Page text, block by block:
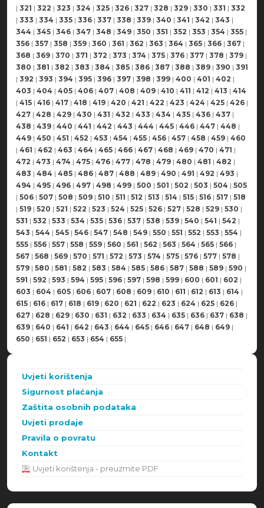
| 321 | 322 | 323 | 324 | 325 | 326 | 327 | 328 | 329 | 330 | 331 | 332
| 333 | 334 | 335 | 336 | 337 | 338 | 339 | 340 | 341 | 342 | 343 |
344 | 345 | 346 | 347 | 348 | 349 | 350 | 351 | 352 | 353 | 354 | 355 |
356 | 357 | 358 | 359 | 360 | 361 | 362 | 363 | 364 | 365 | 366 | 367 |
368 | 369 | 370 | 371 | 372 | 373 | 374 | 375 | 376 | 377 | 378 | 379 |
380 | 381 | 382 | 383 | 384 | 385 | 386 | 387 | 388 | 389 | 390 | 391
| 392 | 393 | 394 | 395 | 396 | 397 | 398 | 399 | 400 | 401 | 402 |
403 | 404 | 405 | 406 | 407 | 408 | 409 | 410 | 411 | 412 | 413 | 414
| 415 | 416 | 417 | 418 | 419 | 420 | 421 | 422 | 423 | 424 | 425 | 426 |
427 | 428 | 429 | 430 | 431 | 432 | 433 | 434 | 435 | 436 | 437 |
438 | 439 | 440 | 441 | 442 | 443 | 444 | 445 | 446 | 447 | 448 |
449 | 450 | 451 | 452 | 453 | 454 | 455 | 456 | 457 | 458 | 459 | 460
| 461 | 462 | 463 | 464 | 465 | 466 | 467 | 468 | 469 | 470 | 471 |
472 | 473 | 474 | 475 | 476 | 477 | 478 | 479 | 480 | 481 | 482 |
483 | 484 | 485 | 486 | 487 | 488 | 489 | 490 | 491 | 492 | 493 |
494 | 495 | 496 | 497 | 498 | 499 | 500 | 501 | 502 | 503 | 504 | 505
| 506 | 507 | 508 | 509 | 510 | 511 | 512 | 513 | 514 | 515 | 516 | 517 | 518
| 519 | 520 | 521 | 522 | 523 | 524 | 525 | 526 | 527 | 528 | 529 | 530 |
531 | 532 | 533 | 534 | 535 | 536 | 537 | 538 | 539 | 540 | 541 | 542 |
543 | 544 | 545 | 546 | 547 | 548 | 549 | 550 | 551 | 552 | 553 | 554 |
555 | 556 | 557 | 558 | 559 | 560 | 561 | 562 | 563 | 564 | 565 | 566 |
567 | 568 | 569 | 570 | 571 | 572 | 573 | 574 | 575 | 576 | 577 | 578 |
579 | 580 | 581 | 582 | 583 | 584 | 585 | 586 | 587 | 588 | 589 | 590 |
591 | 592 | 593 | 594 | 595 | 596 | 597 | 598 | 599 | 600 | 601 | 602 |
603 | 604 | 605 | 606 | 607 | 608 | 609 | 610 | 611 | 612 | 613 | 614 |
615 | 616 | 617 | 618 | 619 | 620 | 621 | 622 | 623 | 624 | 625 | 626 |
627 | 628 | 629 | 630 | 631 | 632 | 633 | 634 | 635 | 636 | 637 | 638 |
639 | 640 | 641 | 642 | 643 | 644 | 645 | 646 | 647 | 648 | 649 |
650 | 651 | 652 | 653 | 654 | 655 |
Uvjeti korištenja
Sigurnost plaćanja
Zaštita osobnih podataka
Uvjeti prodaje
Pravila o povratu
Kontakt
Uvjeti korištenja - preuzmite PDF